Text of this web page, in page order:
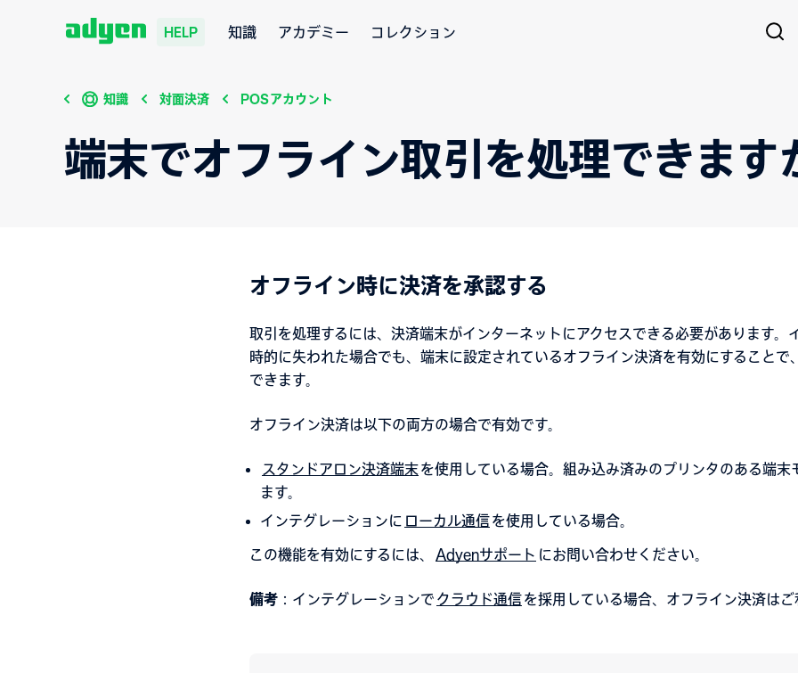
HELP 知識 アカデミー コレクション
知識 対面決済 POSアカウント
端末でオフライン取引を処理できます
オフライン時に決済を承認する
取引を処理するには、決済端末がインターネットにアクセスできる必要があります。
時的に失われた場合でも、端末に設定されているオフライン決済を有効にすることで
できます。
オフライン決済は以下の両方の場合で有効です。
スタンドアロン決済端末を使用している場合。組み込み済みのプリンタのある端末
ます。
インテグレーションに ローカル通信を使用している場合。
この機能を有効にするには、 Adyenサポート にお問い合わせください。
備考 ：インテグレーションで クラウド通信を採用している場合、オフライン決済は